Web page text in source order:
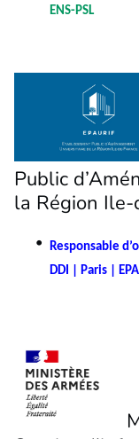
ENS-PSL
Public
la Région Ile-
Responsable
DDI | Paris |